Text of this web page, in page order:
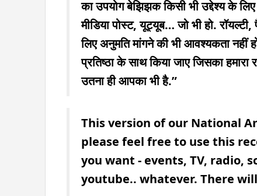
का उपयोग बेझिझक किसी भी उद्देश्य के
मीडिया पोस्ट, यूट्यूब… जो भी हो.
लिए अनुमति मांगने की भी आवश्यकता नहीं
प्रतिष्ठा के साथ किया जाए जिसका हमारा
उतना ही आपका भी है.”
This version of our National
please feel free to use this
you want - events, TV, radio,
youtube.. whatever. There